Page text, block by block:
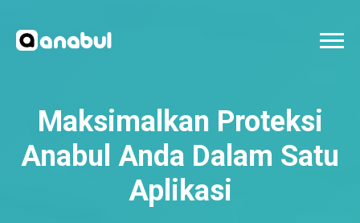
Maksimalkan Proteksi
Anabul Anda Dalam Satu
Aplikasi